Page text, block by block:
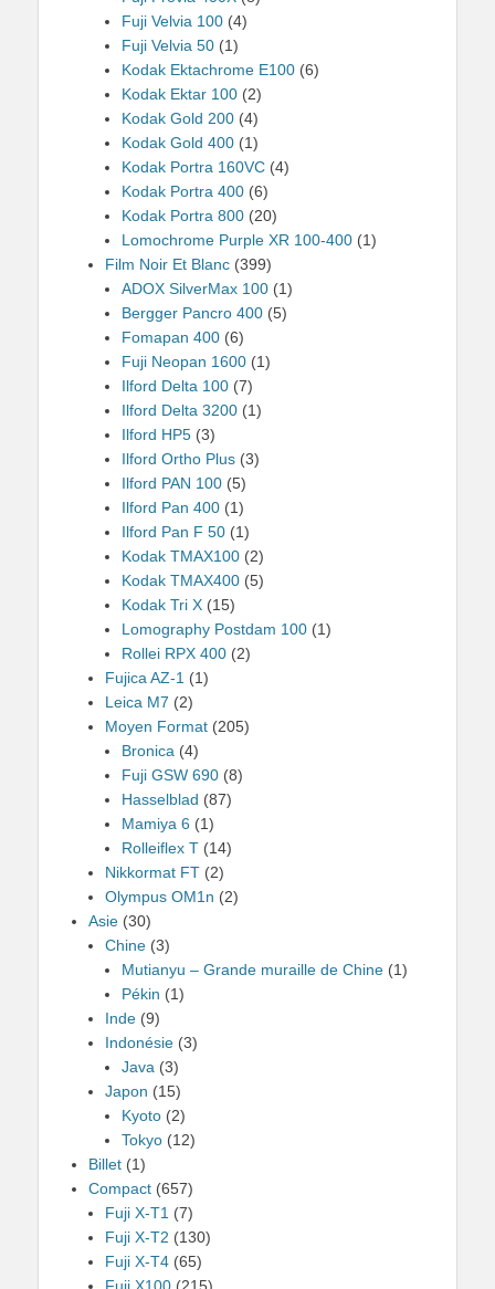
Fuji Velvia 100 (4)
Fuji Velvia 50 (1)
Kodak Ektachrome E100 (6)
Kodak Ektar 100 (2)
Kodak Gold 200 (4)
Kodak Gold 400 (1)
Kodak Portra 160VC (4)
Kodak Portra 400 (6)
Kodak Portra 800 (20)
Lomochrome Purple XR 100-400 (1)
Film Noir Et Blanc (399)
ADOX SilverMax 100 (1)
Bergger Pancro 400 (5)
Fomapan 400 (6)
Fuji Neopan 1600 (1)
Ilford Delta 100 (7)
Ilford Delta 3200 (1)
Ilford HP5 (3)
Ilford Ortho Plus (3)
Ilford PAN 100 (5)
Ilford Pan 400 (1)
Ilford Pan F 50 (1)
Kodak TMAX100 (2)
Kodak TMAX400 (5)
Kodak Tri X (15)
Lomography Postdam 100 (1)
Rollei RPX 400 (2)
Fujica AZ-1 (1)
Leica M7 (2)
Moyen Format (205)
Bronica (4)
Fuji GSW 690 (8)
Hasselblad (87)
Mamiya 6 (1)
Rolleiflex T (14)
Nikkormat FT (2)
Olympus OM1n (2)
Asie (30)
Chine (3)
Mutianyu – Grande muraille de Chine (1)
Pékin (1)
Inde (9)
Indonésie (3)
Java (3)
Japon (15)
Kyoto (2)
Tokyo (12)
Billet (1)
Compact (657)
Fuji X-T1 (7)
Fuji X-T2 (130)
Fuji X-T4 (65)